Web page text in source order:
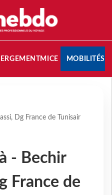
MICE MOBILITÉS
Dg France de Tunisair
- Bechir
France de